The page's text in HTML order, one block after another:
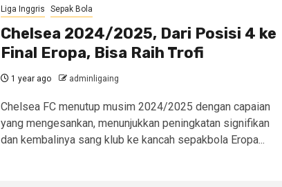
Liga Inggris Sepak Bola
Chelsea 2024/2025, Dari Posisi 4 ke
Final Eropa, Bisa Raih Trofi
1 year ago adminligaing
Chelsea FC menutup musim 2024/2025 dengan capaian
yang mengesankan, menunjukkan peningkatan signifikan
dan kembalinya sang klub ke kancah sepakbola Eropa...